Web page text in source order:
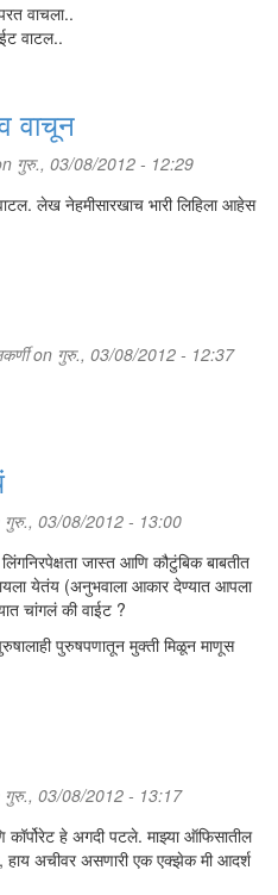
वाचला..
वाटल..
वाचून
गुरु., 03/08/2012 - 12:29
लेख नेहमीसारखाच भारी लिहिला आहेस
on गुरु., 03/08/2012 - 12:37
गुरु., 03/08/2012 - 13:00
जास्त आणि कौटुंबिक बाबतीत
येतंय (अनुभवाला आकार देण्यात आपला
चांगलं की वाईट ?
पुरुषपणातून मुक्ती मिळून माणूस
03/08/2012 - 13:17
हे अगदी पटले. माझ्या ऑफिसातील
अचीवर असणारी एक एक्झेक मी आदर्श